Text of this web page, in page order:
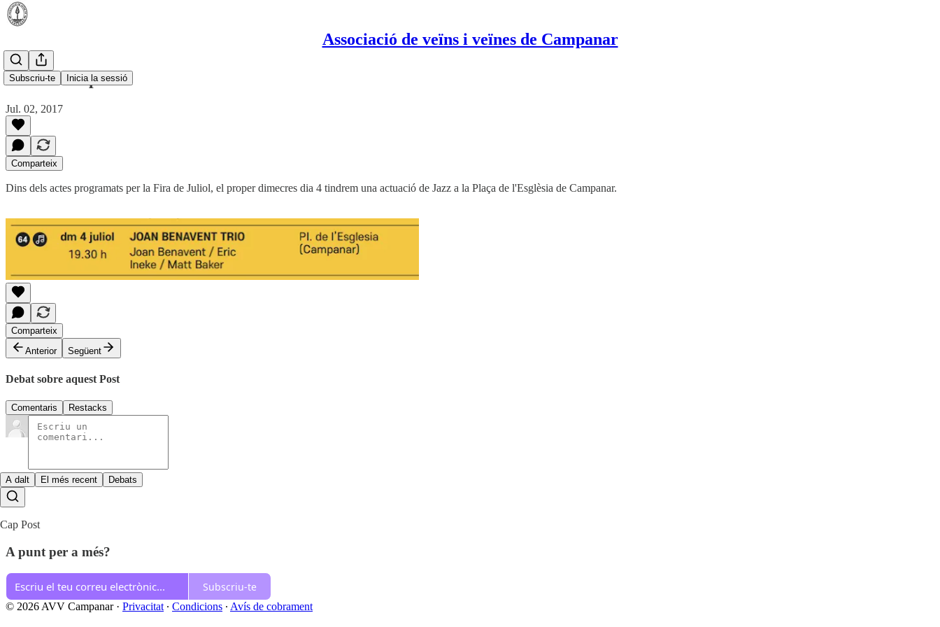
Associació de veïns i veïnes de Campanar
Subscriu-te Inicia la sessió
Jazz a Campanar
Jul. 02, 2017
Comparteix
Dins dels actes programats per la Fira de Juliol, el proper dimecres dia 4 tindrem una actuació de Jazz a la Plaça de l'Esglèsia de Campanar.
Comparteix
Anterior
Següent
Debat sobre aquest Post
Comentaris Restacks
A dalt El més recent Debats
Cap Post
A punt per a més?
Subscriu-te
© 2026 AVV Campanar· Privacitat∙ Condicions ∙ Avís de cobrament